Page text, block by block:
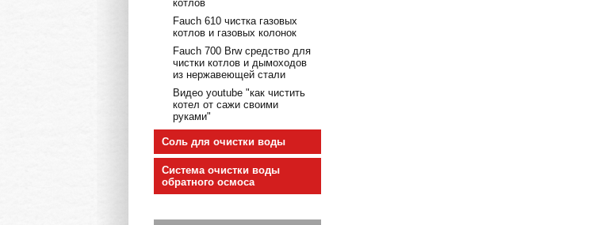
котлов
Fauch 610 чистка газовых
котлов и газовых колонок
Fauch 700 Brw средство для
чистки котлов и дымоходов
из нержавеющей стали
Видео youtube "как чистить
котел от сажи своими
руками"
Соль для очистки воды
Cистема очистки воды
обратного осмоса